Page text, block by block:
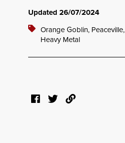
Updated 26/07/2024
Orange Goblin, Peaceville,
Heavy Metal